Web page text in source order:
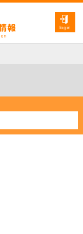
login